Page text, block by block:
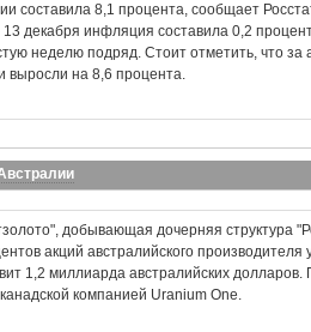
составила 8,1 процента, сообщает
декабря инфляция составила 0,2
неделю подряд. Стоит отметить, что за
выросли на 8,6 процента.
добывающая дочерняя структура
акций австралийского производителя
1,2 миллиарда австралийских долларов.
компанией Uranium One.